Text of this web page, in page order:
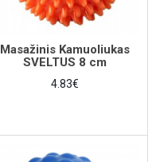
Masažinis Kamuoliukas
SVELTUS 8 cm
4.83€